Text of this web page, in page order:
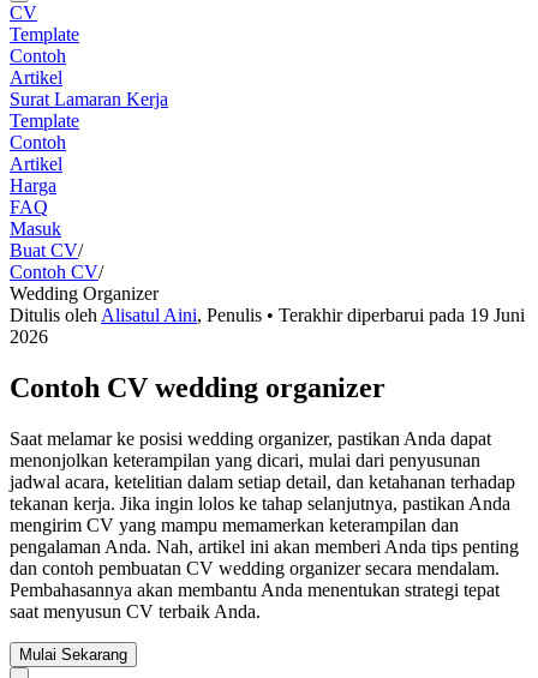
CV
Template
Contoh
Artikel
Surat Lamaran Kerja
Template
Contoh
Artikel
Harga
FAQ
Masuk
Buat CV/
Contoh CV/
Wedding Organizer
Ditulis oleh Alisatul Aini, Penulis • Terakhir diperbarui pada 19 Juni
2026
Contoh CV wedding organizer
Saat melamar ke posisi wedding organizer, pastikan Anda dapat
menonjolkan keterampilan yang dicari, mulai dari penyusunan
jadwal acara, ketelitian dalam setiap detail, dan ketahanan terhadap
tekanan kerja. Jika ingin lolos ke tahap selanjutnya, pastikan Anda
mengirim CV yang mampu memamerkan keterampilan dan
pengalaman Anda. Nah, artikel ini akan memberi Anda tips penting
dan contoh pembuatan CV wedding organizer secara mendalam.
Pembahasannya akan membantu Anda menentukan strategi tepat
saat menyusun CV terbaik Anda.
Mulai Sekarang